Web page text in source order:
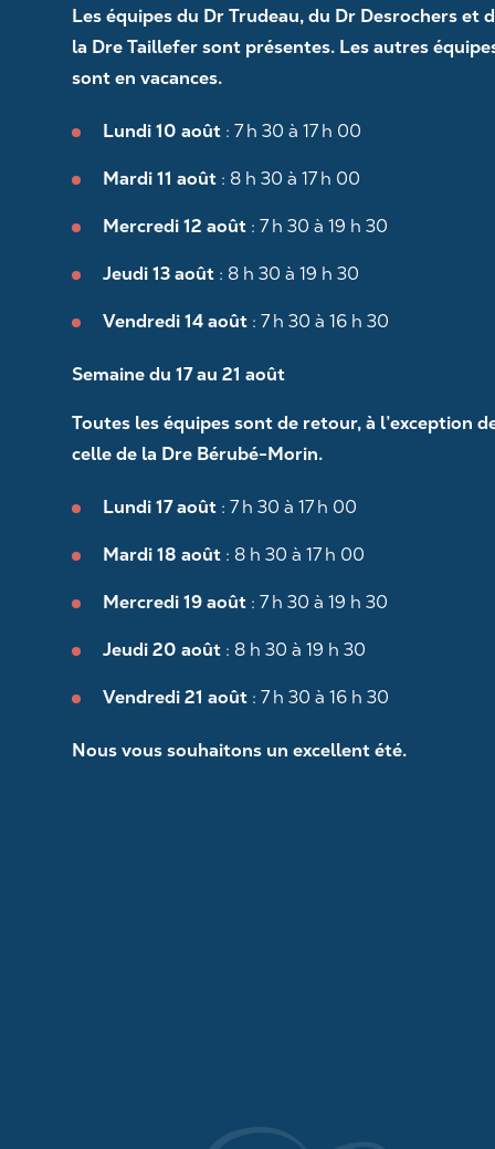
Les équipes du Dr Trudeau, du Dr Desrochers et
la Dre Taillefer sont présentes. Les autres
sont en vacances.
Lundi 10 août: 7 h 30 à 17 h 00
Mardi 11 août: 8 h 30 à 17 h 00
Mercredi 12 août: 7 h 30 à 19 h 30
Jeudi 13 août: 8 h 30 à 19 h 30
Vendredi 14 août: 7 h 30 à 16 h 30
Semaine du 17 au 21 août
Toutes les équipes sont de retour, à l’exception
celle de la Dre Bérubé-Morin.
Lundi 17 août: 7 h 30 à 17 h 00
Mardi 18 août: 8 h 30 à 17 h 00
Mercredi 19 août: 7 h 30 à 19 h 30
Jeudi 20 août: 8 h 30 à 19 h 30
Vendredi 21 août: 7 h 30 à 16 h 30
Nous vous souhaitons un excellent été.